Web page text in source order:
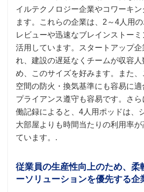
イルテクノロジー企業やコワーキ
ます。これらの企業は、2～4人用
レビューや迅速なブレインストー
活用しています。スタートアップ
れ、建設の遅延なくチームが収容
め、このサイズを好みます。また
空間の防火・換気基準にも容易に
プライアンス遵守も容易です。さ
働記録によると、4人用ポッドは、
大部屋よりも時間当たりの利用率
ています。.
従業員の生産性向上のため、柔
ーソリューションを優先する企